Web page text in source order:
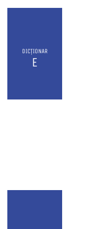
DICȚIONAR
E